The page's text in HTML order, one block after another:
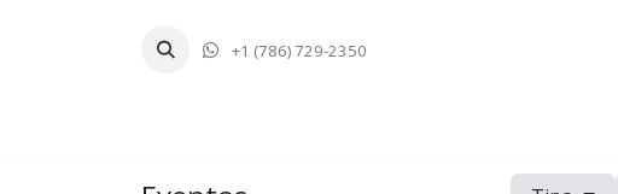
+1 (786) 729-2350